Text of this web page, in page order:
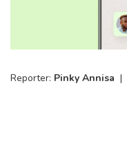
Reporter: Pinky Annisa |